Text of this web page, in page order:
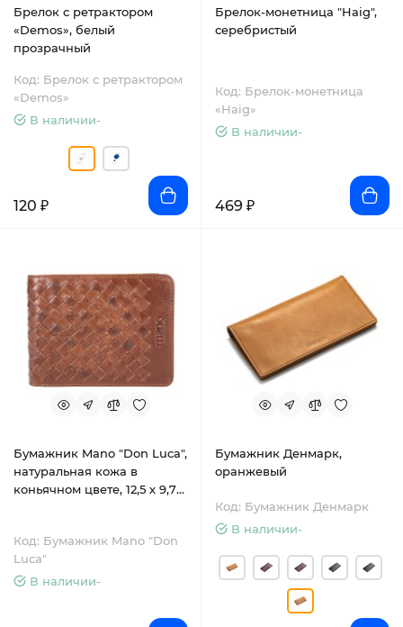
Брелок с ретрактором
«Demos», белый
прозрачный
Код: Брелок с ретрактором
«Demos»
В наличии-
120 ₽
Брелок-монетница "Haig",
серебристый
Код: Брелок-монетница
«Haig»
В наличии-
469 ₽
Бумажник Mano "Don Luca",
натуральная кожа в
коньячном цвете, 12,5 х 9,7
Код: Бумажник Mano "Don
Luca"
В наличии-
Бумажник Денмарк,
оранжевый
Код: Бумажник Денмарк
В наличии-